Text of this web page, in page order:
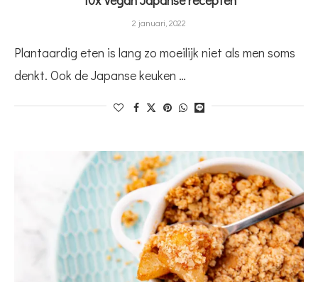
2 januari, 2022
Plantaardig eten is lang zo moeilijk niet als men soms
denkt. Ook de Japanse keuken …